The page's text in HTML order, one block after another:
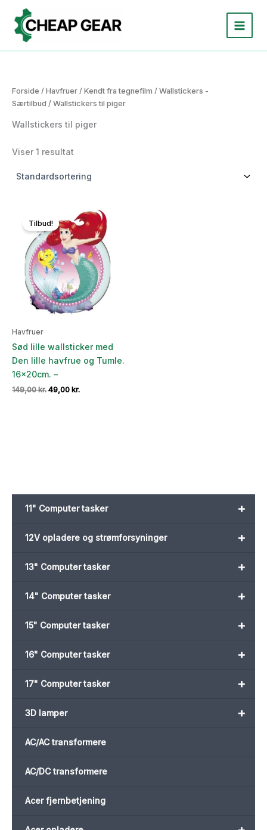
indholdet
+
11" Computer tasker
+
12V opladere og strømforsyninger
+
13" Computer tasker
+
14" Computer tasker
+
15" Computer tasker
+
16" Computer tasker
+
17" Computer tasker
+
3D lamper
AC/AC transformere
AC/DC transformere
Acer fjernbetjening
Forside / Havfruer / Kendt fra tegnefilm / Wallstickers -
Særtilbud / Wallstickers til piger
Wallstickers til piger
Viser 1 resultat
Tilbud!
Havfruer
Sød lille wallsticker med
Den lille havfrue og Tumle.
16x20cm. –
149,00kr. Den
49,00 kr.Den